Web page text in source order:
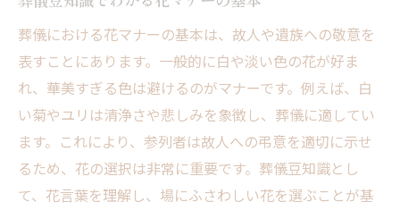
葬儀における花マナーの基本は、故人や遺族への敬意を
表すことにあります。一般的に白や淡い色の花が好ま
れ、華美すぎる色は避けるのがマナーです。例えば、白
い菊やユリは清浄さや悲しみを象徴し、葬儀に適してい
ます。これにより、参列者は故人への弔意を適切に示せ
るため、花の選択は非常に重要です。葬儀豆知識とし
て、花言葉を理解し、場にふさわしい花を選ぶことが基